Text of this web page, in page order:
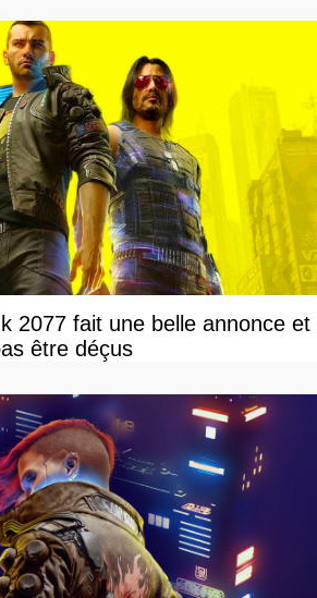
2077 fait une belle annonce et
être déçus